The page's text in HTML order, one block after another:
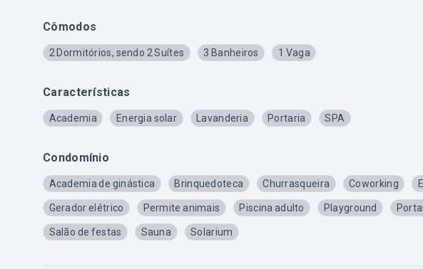
Cômodos
2 Dormitórios, sendo 2 Suítes 3 Banheiros 1 Vaga
Características
Academia Energia solar Lavanderia Portaria SPA
Condomínio
Academia de ginástica Brinquedoteca Churrasqueira Coworking
Gerador elétrico Permite animais Piscina adulto Playground
Salão de festas Sauna Solarium